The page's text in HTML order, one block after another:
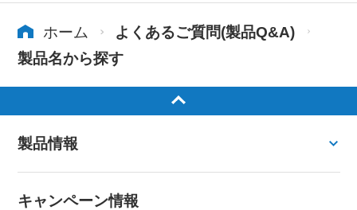
ホーム
よくあるご質問(製品Q&A)
製品名から探す
製品情報
キャンペーン情報